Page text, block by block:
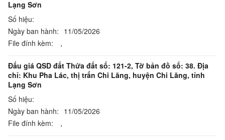
Lạng Sơn
Số hiệu:
Ngày ban hành: 11/05/2026
File đính kèm:
,
Đấu giá QSD đất Thửa đất số: 121-2, Tờ bản đồ số: 38. Địa
chỉ: Khu Pha Lác, thị trấn Chi Lăng, huyện Chi Lăng, tỉnh
Lạng Sơn
Số hiệu:
Ngày ban hành: 11/05/2026
File đính kèm:
,